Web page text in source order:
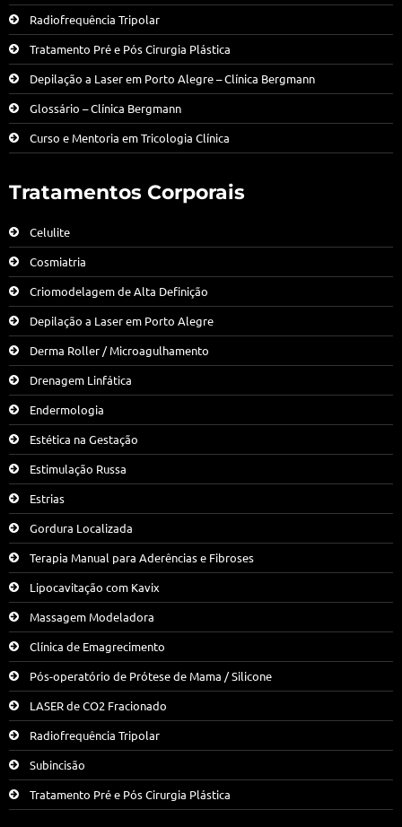
Radiofrequência Tripolar
Tratamento Pré e Pós Cirurgia Plástica
Depilação a Laser em Porto Alegre – Clínica Bergmann
Glossário – Clínica Bergmann
Curso e Mentoria em Tricologia Clínica
Tratamentos Corporais
Celulite
Cosmiatria
Criomodelagem de Alta Definição
Depilação a Laser em Porto Alegre
Derma Roller / Microagulhamento
Drenagem Linfática
Endermologia
Estética na Gestação
Estimulação Russa
Estrias
Gordura Localizada
Terapia Manual para Aderências e Fibroses
Lipocavitação com Kavix
Massagem Modeladora
Clínica de Emagrecimento
Pós-operatório de Prótese de Mama / Silicone
LASER de CO2 Fracionado
Radiofrequência Tripolar
Subincisão
Tratamento Pré e Pós Cirurgia Plástica